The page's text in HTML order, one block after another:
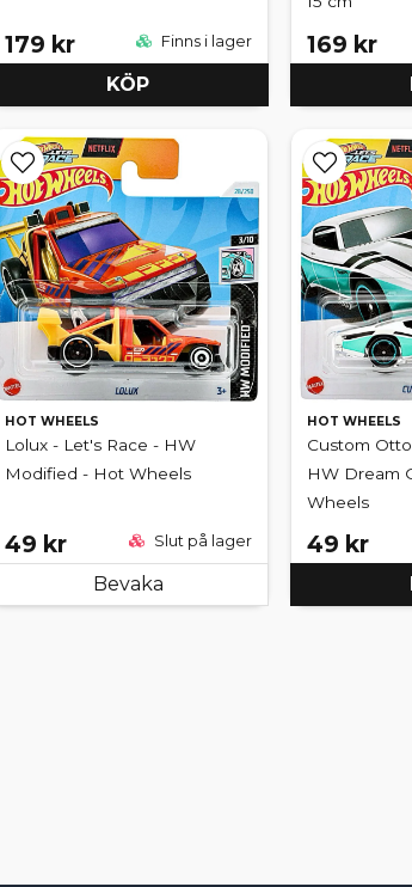
179 kr Finns i lager
KÖP
169 kr
HOT WHEELS
Lolux - Let's Race - HW
Modified - Hot Wheels
49 kr Slut på lager
Bevaka
HOT WHEELS
Custom
HW Dream
Wheels
49 kr